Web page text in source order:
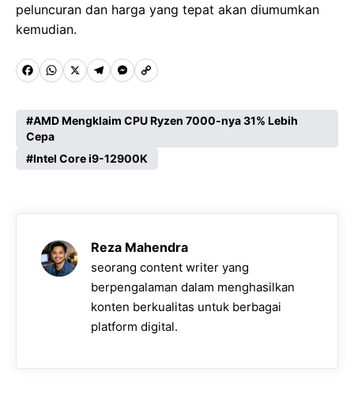
peluncuran dan harga yang tepat akan diumumkan
kemudian.
F
c
e
b
W
a
t
s
p
X T
l
e
g
m
M
s
s
e
e
r
C
p
y
L
k
AMD Mengklaim CPU Ryzen 7000-nya 31% Lebih
Cepa
Intel Core i9-12900K
Reza Mahendra
seorang content writer yang
berpengalaman dalam menghasilkan
konten berkualitas untuk berbagai
platform digital.